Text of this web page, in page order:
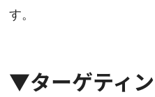
す。
▼ターゲティ